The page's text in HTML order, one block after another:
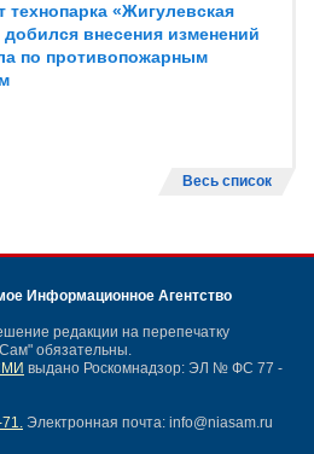
технопарка «Жигулевская
внесения изменений
по противопожарным
Весь список
Информационное Агентство
редакции на перепечатку
обязательны.
выдано Роскомнадзор: ЭЛ № ФС 77 -
Электронная почта: info@niasam.ru